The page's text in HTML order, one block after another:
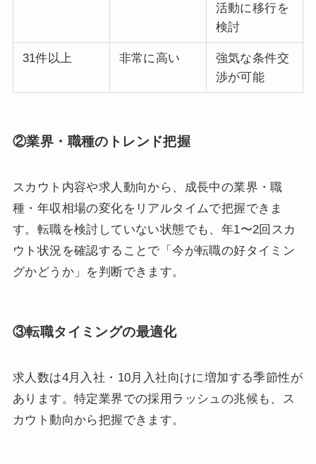
活動に移行を
検討
31件以上 非常に高い
強気な条件交
渉が可能
②業界・職種のトレンド把握
スカウト内容や求人動向から、成長中の業界・職
種・年収相場の変化をリアルタイムで把握できま
す。転職を検討していない状態でも、年1〜2回スカ
ウト状況を確認することで「今が転職の好タイミン
グかどうか」を判断できます。
③転職タイミングの最適化
求人数は4月入社・10月入社向けに増加する季節性が
あります。特定業界での採用ラッシュの兆候も、ス
カウト動向から把握できます。